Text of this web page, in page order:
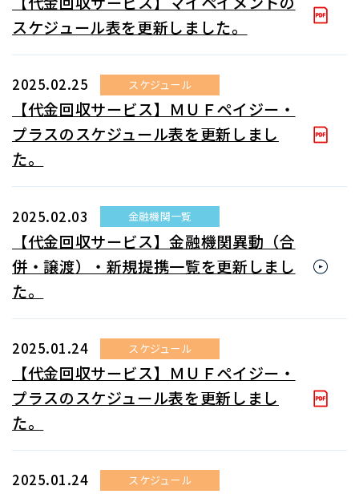
スケジュール表を更新しました。
2025.02.25 スケジュール
【代金回収サービス】ＭＵＦペイジー・
プラスのスケジュール表を更新しまし
た。
2025.02.03 金融機関一覧
【代金回収サービス】金融機関異動（合
併・譲渡）・新規提携一覧を更新しまし
た。
2025.01.24 スケジュール
【代金回収サービス】ＭＵＦペイジー・
プラスのスケジュール表を更新しまし
た。
2025.01.24 スケジュール